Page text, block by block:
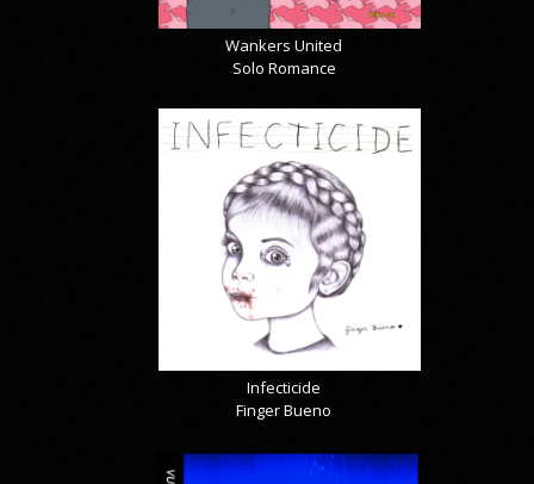
Wankers United
Solo Romance
Infecticide
Finger Bueno